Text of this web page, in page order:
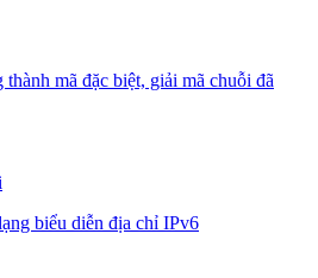
mã đặc biệt, giải mã chuỗi đã
biểu diễn địa chỉ IPv6